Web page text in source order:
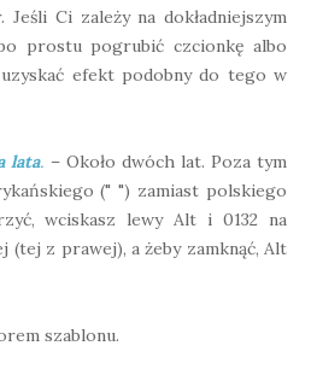
Jeśli Ci zależy na dokładniejszym
prostu pogrubić czcionkę albo
efekt podobny do tego w
lata. – Około dwóch lat. Poza tym
(" ") zamiast polskiego
wciskasz lewy Alt i 0132 na
(tej z prawej), a żeby zamknąć, Alt
szablonu.